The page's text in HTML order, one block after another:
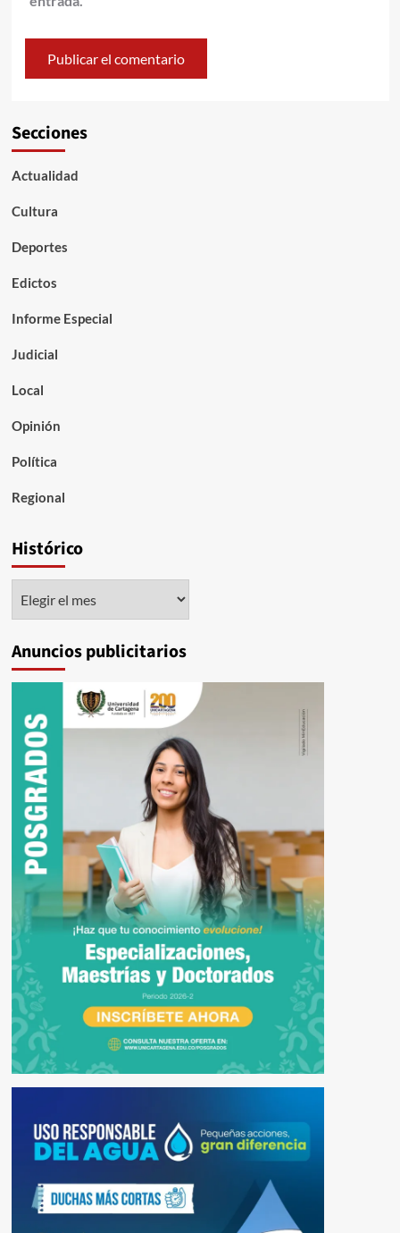
Secciones
Actualidad
Cultura
Deportes
Edictos
Informe Especial
Judicial
Local
Opinión
Política
Regional
Histórico
Anuncios publicitarios